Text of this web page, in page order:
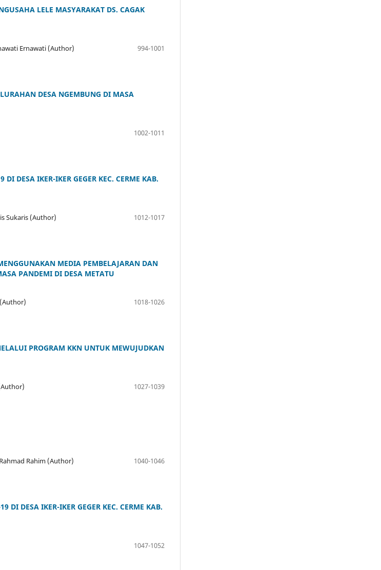
LELE MASYARAKAT DS. CAGAK
Ernawati (Author)
994-1001
DESA NGEMBUNG DI MASA
1002-1011
DESA IKER-IKER GEGER KEC. CERME KAB.
Sukaris (Author)
1012-1017
MEDIA PEMBELAJARAN DAN
PANDEMI DI DESA METATU
1018-1026
PROGRAM KKN UNTUK MEWUJUDKAN
1027-1039
Rahim (Author)
1040-1046
DESA IKER-IKER GEGER KEC. CERME KAB.
1047-1052